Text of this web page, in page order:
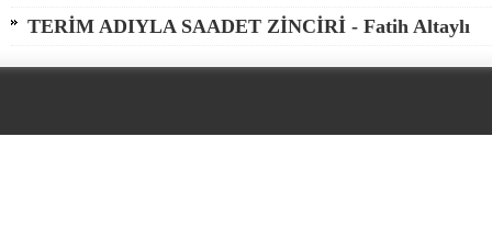
TERİM ADIYLA SAADET ZİNCİRİ - Fatih Altaylı